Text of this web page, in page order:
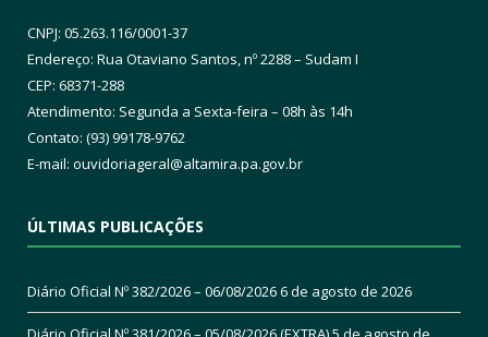
CNPJ: 05.263.116/0001-37
Endereço: Rua Otaviano Santos, nº 2288 – Sudam I
CEP: 68371-288
Atendimento: Segunda a Sexta-feira – 08h às 14h
Contato: (93) 99178-9762
E-mail: ouvidoriageral@altamira.pa.gov.br
ÚLTIMAS PUBLICAÇÕES
Diário Oficial Nº 382/2026 – 06/08/20266 de agosto de 2026